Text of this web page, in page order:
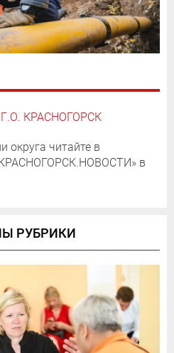
КРАСНОГОРСК
округа читайте в
в
РУБРИКИ